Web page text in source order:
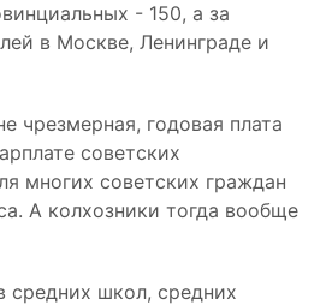
- 150, а за
в Москве, Ленинграде и
чрезмерная, годовая плата
советских
многих советских граждан
А колхозники тогда вообще
средних школ, средних